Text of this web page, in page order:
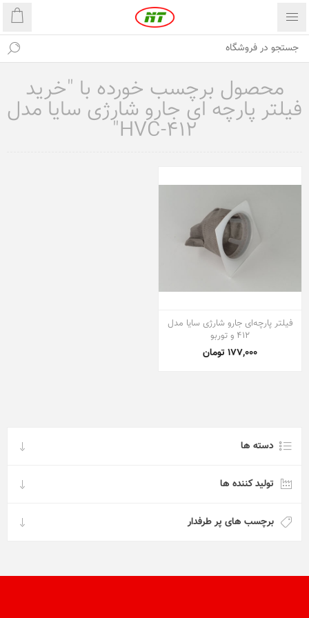
محصول برچسب خورده با "خرید
فیلتر پارچه ای جارو شارژی سایا مدل
HVC-412"
فیلتر پارچه‌ای جارو شارژی سایا مدل
412 و توربو
177,000 تومان
دسته ها
تولید کننده ها
برچسب های پر طرفدار